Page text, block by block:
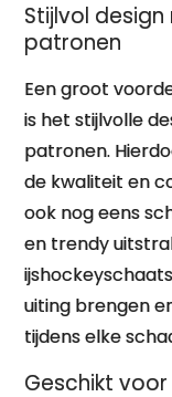
Stijlvol
patronen
Een groot
is het stijlvolle
patronen.
de kwaliteit en
ook nog eens
en trendy
uiting brengen
tijdens elke
Geschikt